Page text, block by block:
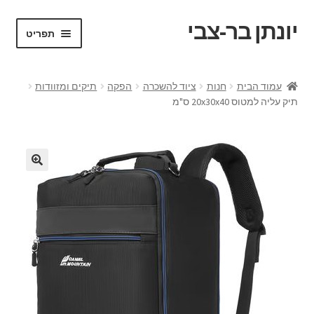
דלג
לניווט
לדלג
לתוכן
יונתן בר-צבי תפריט
Portfolio
Request a Quote
בלוג ומדריכים
החשבון שלי
עמוד הבית חנות ציוד להשכרה הפקה
תיקים ומזוודות
תיק עליה למטוס 20x30x40 ס"מ